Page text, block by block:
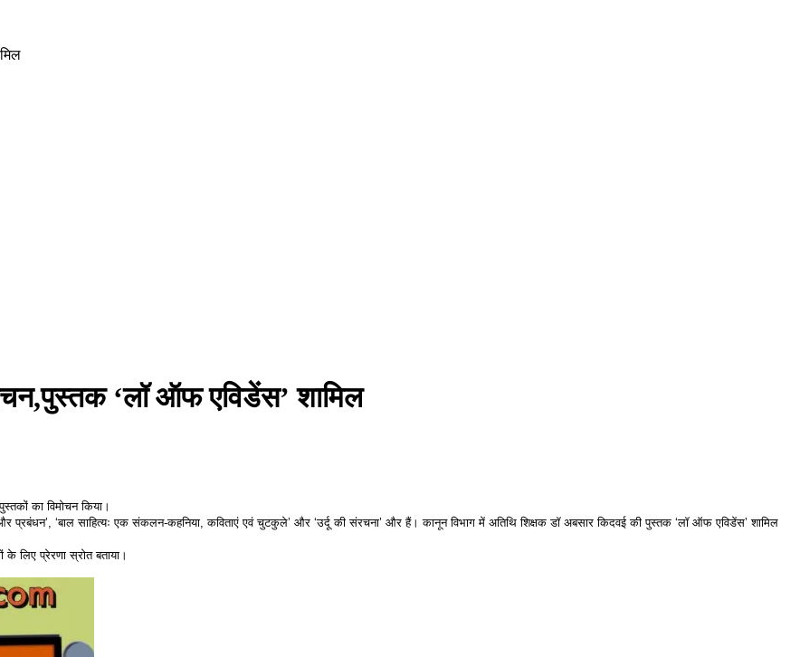
‘लॉ ऑफ एविडेंस’ शामिल
का विमोचन किया।
और प्रबंधन’, ‘बाल साहित्यः एक संकलन-कहनिया, कविताएं एवं चुटकुले’ और ‘उर्दू की संरचना’ और हैं। कानून विभाग में अतिथि शिक्षक डॉ अबसार किदवई की पुस्तक ‘लॉ ऑफ एविडेंस’ शामिल
लिए प्रेरणा स्रोत बताया।